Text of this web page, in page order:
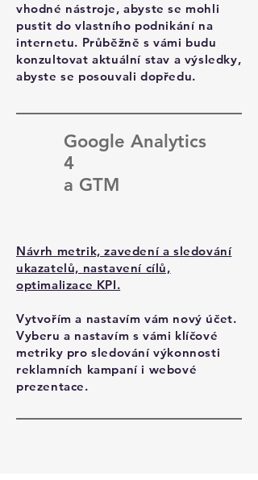
vhodné nástroje, abyste se mohli
pustit do vlastního podnikání na
internetu. Průběžně s vámi budu
konzultovat aktuální stav a výsledky,
abyste se posouvali dopředu.
Google Analytics
4
a GTM
Návrh metrik, zavedení a sledování
ukazatelů, nastavení cílů,
optimalizace KPI.
Vytvořím a nastavím vám nový účet.
Vyberu a nastavím s vámi klíčové
metriky pro sledování výkonnosti
reklamních kampaní i webové
prezentace.